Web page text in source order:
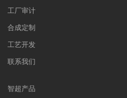
工厂审计
合成定制
工艺开发
联系我们
智超产品